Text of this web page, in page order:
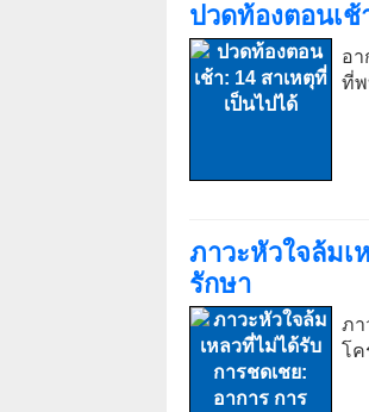
ปวดท้องตอนเช้
อา
ที่พ
ภาวะหัวใจล้มเ
รักษา
ภา
โค